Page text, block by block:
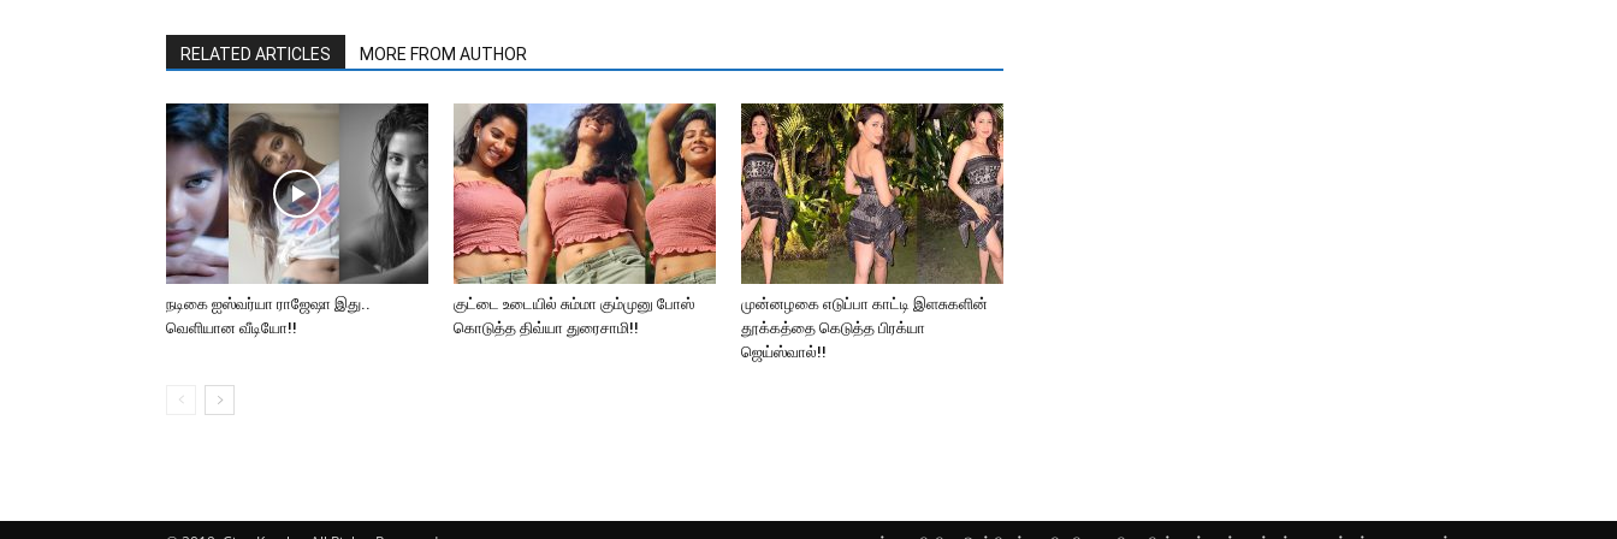
RELATED ARTICLES MORE FROM AUTHOR
நடிகை ஐஸ்வர்யா ராஜேஷா இது..
வெளியான வீடியோ!!
குட்டை உடையில் சும்மா கும்முனு போஸ்
கொடுத்த திவ்யா துரைசாமி!!
முன்னழகை எடுப்பா காட்டி இளசுகளின்
தூக்கத்தை கெடுத்த பிரக்யா
ஜெய்ஸ்வால்!!